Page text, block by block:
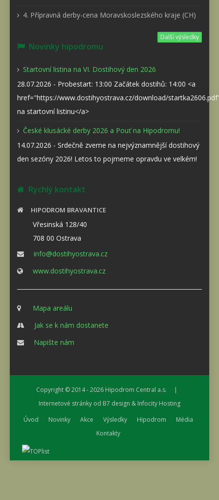
4. Přípravná derby-cena Moravskoslezského kraje (CH)
Další výsledky
Novinky hipodromu
Startovní listina na VI. Dostihový den 2026
28.07.2026 - Probestart: 13:00 Začátek dostihů: 14:00 <a
href="https://www.dostihyostrava.cz/download/
na startovní listinu</a>
České klusácké derby 2026 a Pouť na Hipodromu!
14.07.2026 - Srdečně zveme na nejvýznamnější dostihový
den sezóny 2026! Letos to pojmeme opravdu ve velkém!
Rychlý kontakt
HIPODROM BRAVANTICE
Vřesinská 128/40
708 00 Ostrava
info@dostihyostrava.cz
www.dostihyostrava.cz
Mapa areálu
Jak se k nám dostanete
Napište nám
Copyright © 2014 - 2026 Hipodrom Central a.s. |
Internetové stránky od B7 design & Infocity Hosting
Úvod
Novinky Akce Výsledky Hipodrom
Média
Kontakty